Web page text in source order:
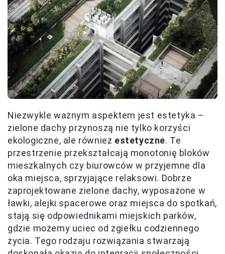
Niezwykle ważnym aspektem jest estetyka –
zielone dachy przynoszą nie tylko korzyści
ekologiczne, ale również estetyczne. Te
przestrzenie przekształcają monotonię bloków
mieszkalnych czy biurowców w przyjemne dla
oka miejsca, sprzyjające relaksowi. Dobrze
zaprojektowane zielone dachy, wyposażone w
ławki, alejki spacerowe oraz miejsca do spotkań,
stają się odpowiednikami miejskich parków,
gdzie możemy uciec od zgiełku codziennego
życia. Tego rodzaju rozwiązania stwarzają